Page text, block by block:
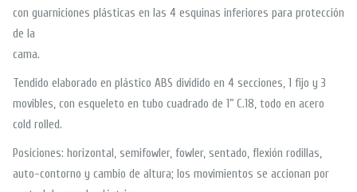
con guarniciones plásticas en las 4 esquinas inferiores para protección
de la
cama.
Tendido elaborado en plástico ABS dividido en 4 secciones, 1 fijo y 3
movibles, con esqueleto en tubo cuadrado de 1” C.18, todo en acero
cold rolled.
Posiciones: horizontal, semifowler, fowler, sentado, flexión rodillas,
auto-contorno y cambio de altura; los movimientos se accionan por